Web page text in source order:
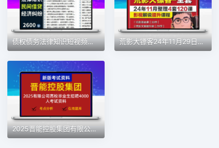
债权债务法律知识短视频口播文案老赖借欠钱普法百科抖音快手文案 荒影大镖客24年11月29日文案课电影解说荒影文案基础课文案提升课
2025晋能控股集团有限公司高校毕业生招聘4000人考试资料